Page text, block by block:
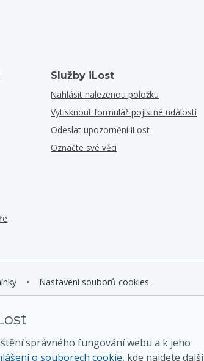
Služby iLost
Nahlásit nalezenou položku
Vytisknout formulář pojistné události
Odeslat upozornění iLost
Označte své věci
• Nastavení souborů cookies
správného fungování webu a k jeho
o souborech cookie, kde najdete další